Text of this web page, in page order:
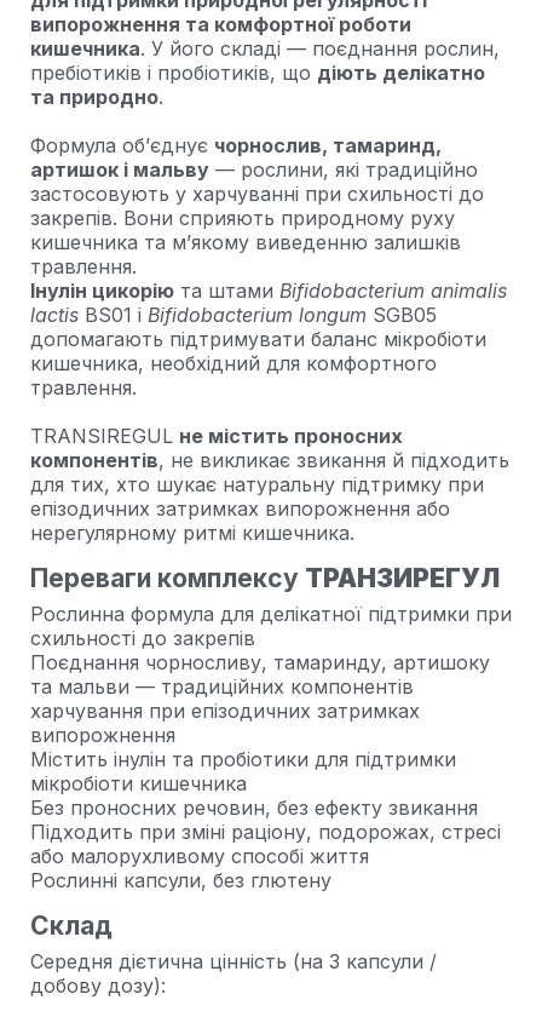
випорожнення та комфортної роботи
кишечника. У його складі — поєднання рослин,
пребіотиків і пробіотиків, що діють делікатно
та природно.
Формула об’єднує чорнослив, тамаринд,
артишок і мальву — рослини, які традиційно
застосовують у харчуванні при схильності до
закрепів. Вони сприяють природному руху
кишечника та м’якому виведенню залишків
травлення.
Інулін цикорію та штами Bifidobacterium animalis
lactis BS01 і Bifidobacterium longum SGB05
допомагають підтримувати баланс мікробіоти
кишечника, необхідний для комфортного
травлення.
TRANSIREGUL не містить проносних
компонентів, не викликає звикання й підходить
для тих, хто шукає натуральну підтримку при
епізодичних затримках випорожнення або
нерегулярному ритмі кишечника.
Переваги комплексу ТРАНЗИРЕГУЛ
Рослинна формула для делікатної підтримки при
схильності до закрепів
Поєднання чорносливу, тамаринду, артишоку
та мальви — традиційних компонентів
харчування при епізодичних затримках
випорожнення
Містить інулін та пробіотики для підтримки
мікробіоти кишечника
Без проносних речовин, без ефекту звикання
Підходить при зміні раціону, подорожах, стресі
або малорухливому способі життя
Рослинні капсули, без глютену
Склад
Середня дієтична цінність (на 3 капсули /
добову дозу):